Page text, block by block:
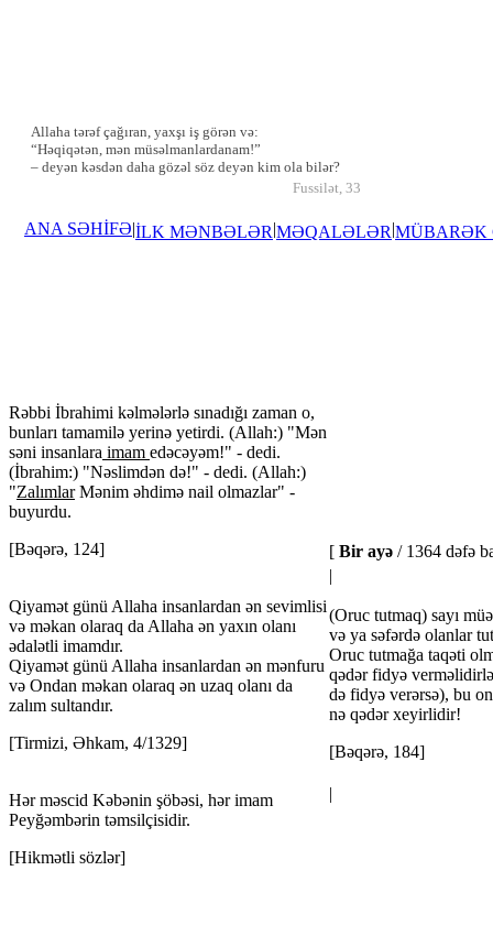
Allaha tərəf çağıran, yaxşı iş görən və:
“Həqiqətən, mən müsəlmanlardanam!”
– deyən kəsdən daha gözəl söz deyən kim ola bilər?
Fussilət, 33
ANA SƏHİFƏ|İLK MƏNBƏLƏR|MƏQALƏLƏR|MÜBARƏK
Rəbbi İbrahimi kəlmələrlə sınadığı zaman o,
bunları tamamilə yerinə yetirdi. (Allah:) "Mən
səni insanlara imam edəcəyəm!" - dedi.
(İbrahim:) "Nəslimdən də!" - dedi. (Allah:)
"ZalımlarMənim əhdimə nail olmazlar" -
buyurdu.
[Bəqərə, 124]
Qiyamət günü Allaha insanlardan ən sevimlisi
və məkan olaraq da Allaha ən yaxın olanı
ədalətli imamdır.
Qiyamət günü Allaha insanlardan ən mənfuru
və Ondan məkan olaraq ən uzaq olanı da
zalım sultandır.
[Tirmizi, Əhkam, 4/1329]
Hər məscid Kəbənin şöbəsi, hər imam
Peyğəmbərin təmsilçisidir.
[Hikmətli sözlər]
[ Bir ayə / 1364 dəfə
|
(Oruc tutmaq) sayı
və ya səfərdə olanlar
Oruc tutmağa taqəti
qədər fidyə
də fidyə verərsə), bu
nə qədər xeyirlidir!
[Bəqərə, 184]
|